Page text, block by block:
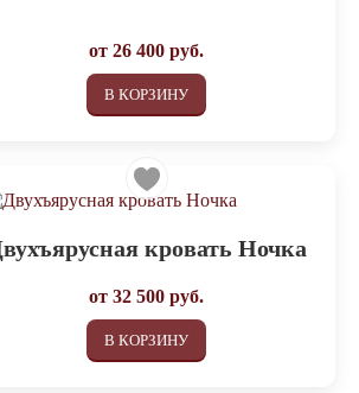
от26 400 руб.
В КОРЗИНУ
кровать Ночка
от32 500 руб.
В КОРЗИНУ